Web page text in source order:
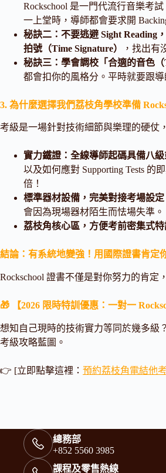
Rockschool 是一門代流行音樂考試
一上堂時，導師都會要求開
秘訣二：不要逃避 Sight Reading
拍號（Time Signature）
，找出有
秘訣三：學會調校「合適的音色（
都會扣你的風格分。平時就要跟
3. 為什麼選擇我們荔枝角學校準備
考級是一場針對技術細節與樂理的硬仗
實力鐵證：全線導師起碼具備八
以及如何應對 Supporting Tests
倍！
標準器材設備，完美對接考場設定
會因為現場器材陌生而怯場失準。
荔枝角核心區，方便考前密集式特
結論：有系統地變強！用國際證書肯定
Rockschool 證書不僅是對你努力的肯定
🎁 【2026 限時特訓優惠：一對一
想知自己現時的技術實力等同於幾多級
考級攻略藍圖。
👉 [立即點擊這裡： 預約荔枝角電結他
總務部
+852 5560 3985
課程及零售熱線